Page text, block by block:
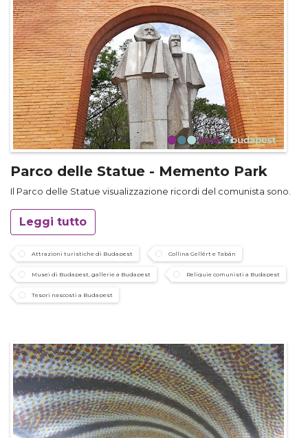
Parco delle Statue - Memento Park
Il Parco delle Statue visualizzazione ricordi del comunista sono.
Leggi tutto
Attrazioni turistiche di Budapest Collina Gellért e Tabán
Musei di Budapest, gallerie a Budapest Reliquie comunisti a Budapest
Tesori nascosti a Budapest